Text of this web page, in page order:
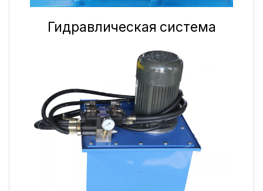
Гидравлическая система